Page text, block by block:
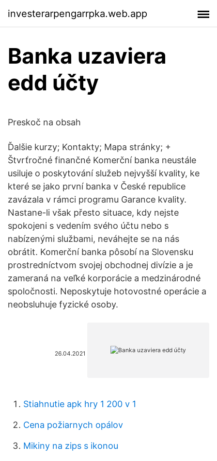
investerarpengarrpka.web.app
Banka uzaviera
edd účty
Preskoč na obsah
Ďalšie kurzy; Kontakty; Mapa stránky; +
Štvrťročné finančné Komerční banka neustále
usiluje o poskytování služeb nejvyšší kvality, ke
které se jako první banka v České republice
zavázala v rámci programu Garance kvality.
Nastane-li však přesto situace, kdy nejste
spokojeni s vedením svého účtu nebo s
nabízenými službami, neváhejte se na nás
obrátit. Komerční banka pôsobí na Slovensku
prostredníctvom svojej obchodnej divízie a je
zameraná na veľké korporácie a medzinárodné
spoločnosti. Neposkytuje hotovostné operácie a
neobsluhuje fyzické osoby.
26.04.2021
Stiahnutie apk hry 1 200 v 1
Cena požiarnych opálov
Mikiny na zips s ikonou